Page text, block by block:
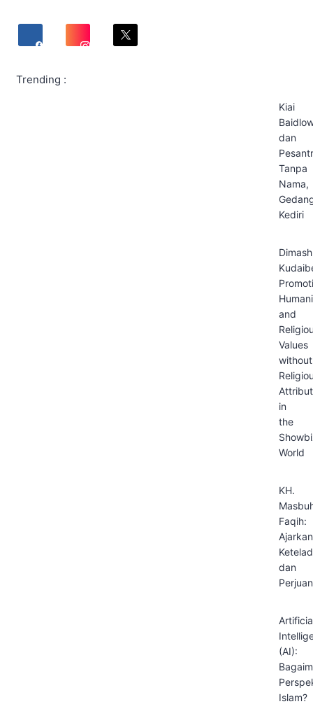
Trending :
Kiai
dan
Tanpa
Nama,
Kediri
Dimash
and
Values
without
in
the
World
KH.
Faqih:
Ajarkan
dan
(AI):
Islam?